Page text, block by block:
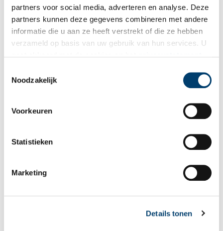
partners voor social media, adverteren en analyse. Deze
partners kunnen deze gegevens combineren met andere
informatie die u aan ze heeft verstrekt of die ze hebben
verzameld op basis van uw gebruik van hun services. U
Noodzakelijk
Voorkeuren
Statistieken
Marketing
Details tonen
Fokker Technologies: uit de as herrezen
Anthony Fokker werd op 6 april 1890 op Java werd geboren,
als zoon van een koffieplanter. Vier jaar later verhuisde hij met
propellorvliegtuigje bouwde, De Spin. Op 31 augustus 1911
maakt hij er een rondje mee boven de Grote Markt van
“‘Onze kajuit is vol van het razend motorgeweld. Buiten valt de
spoedig druppelt een straaltje water van boven neer. En er